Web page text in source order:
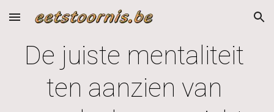
Skip to main content Skip to navigation
De juiste mentaliteit
ten aanzien van